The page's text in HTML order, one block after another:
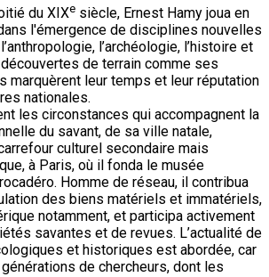
du XIXe siècle, Ernest Hamy joua en
l'émergence de disciplines nouvelles
l’archéologie, l’histoire et
de terrain comme ses
marquèrent leur temps et leur réputation
nationales.
les circonstances qui accompagnent la
du savant, de sa ville natale,
culturel secondaire mais
à Paris, où il fonda le musée
Homme de réseau, il contribua
des biens matériels et immatériels,
notamment, et participa activement
savantes et de revues. L’actualité de
et historiques est abordée, car
de chercheurs, dont les